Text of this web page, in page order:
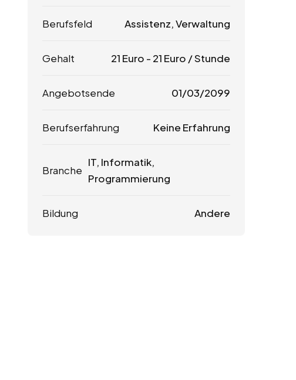
Berufsfeld Assistenz, Verwaltung
Gehalt 21 Euro - 21 Euro / Stunde
Angebotsende 01/03/2099
Berufserfahrung Keine Erfahrung
Branche
IT, Informatik,
Programmierung
Bildung Andere